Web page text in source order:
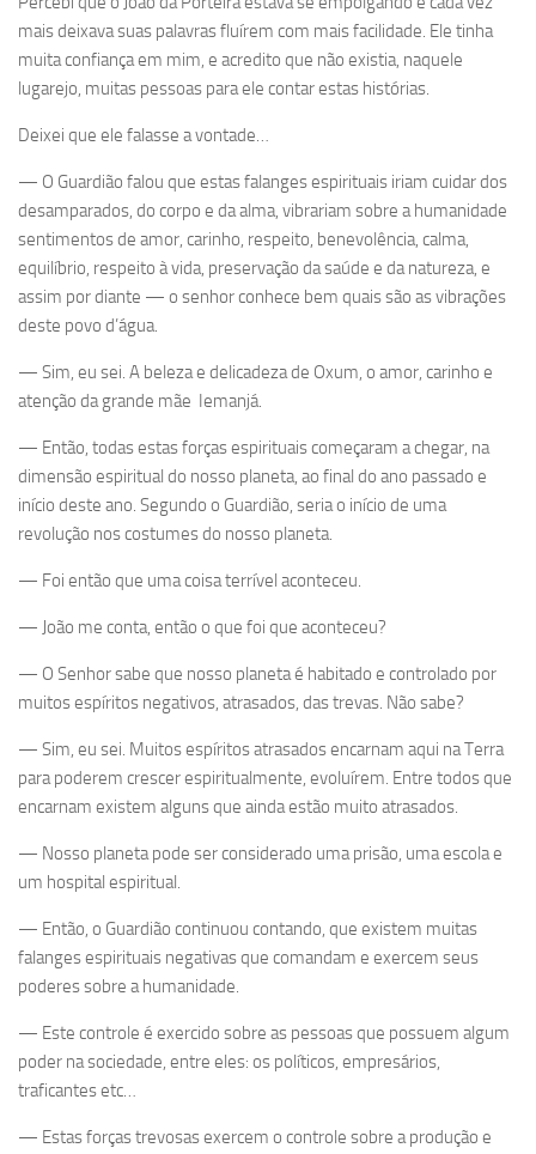
mais deixava suas palavras fluírem com mais facilidade. Ele tinha
muita confiança em mim, e acredito que não existia, naquele
lugarejo, muitas pessoas para ele contar estas histórias.
Deixei que ele falasse a vontade…
— O Guardião falou que estas falanges espirituais iriam cuidar dos
desamparados, do corpo e da alma, vibrariam sobre a humanidade
sentimentos de amor, carinho, respeito, benevolência, calma,
equilíbrio, respeito à vida, preservação da saúde e da natureza, e
assim por diante — o senhor conhece bem quais são as vibrações
deste povo d’água.
— Sim, eu sei. A beleza e delicadeza de Oxum, o amor, carinho e
atenção da grande mãe Iemanjá.
— Então, todas estas forças espirituais começaram a chegar, na
dimensão espiritual do nosso planeta, ao final do ano passado e
início deste ano. Segundo o Guardião, seria o início de uma
revolução nos costumes do nosso planeta.
— Foi então que uma coisa terrível aconteceu.
— João me conta, então o que foi que aconteceu?
— O Senhor sabe que nosso planeta é habitado e controlado por
muitos espíritos negativos, atrasados, das trevas. Não sabe?
— Sim, eu sei. Muitos espíritos atrasados encarnam aqui na Terra
para poderem crescer espiritualmente, evoluírem. Entre todos que
encarnam existem alguns que ainda estão muito atrasados.
— Nosso planeta pode ser considerado uma prisão, uma escola e
um hospital espiritual.
— Então, o Guardião continuou contando, que existem muitas
falanges espirituais negativas que comandam e exercem seus
poderes sobre a humanidade.
— Este controle é exercido sobre as pessoas que possuem algum
poder na sociedade, entre eles: os políticos, empresários,
traficantes etc…
— Estas forças trevosas exercem o controle sobre a produção e